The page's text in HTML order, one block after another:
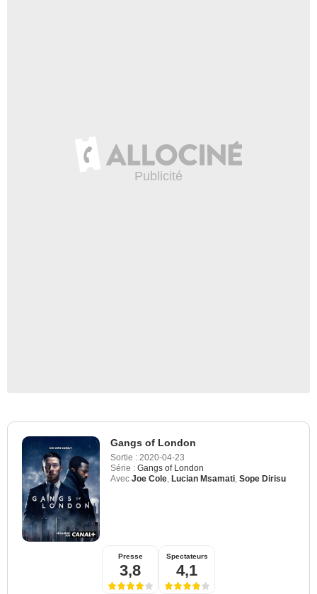
Gangs of London
Sortie : 2020-04-23
Série : Gangs of London
Avec Joe Cole Lucian Msamati Sope Dirisu
Presse
3,8
Spectateurs
4,1